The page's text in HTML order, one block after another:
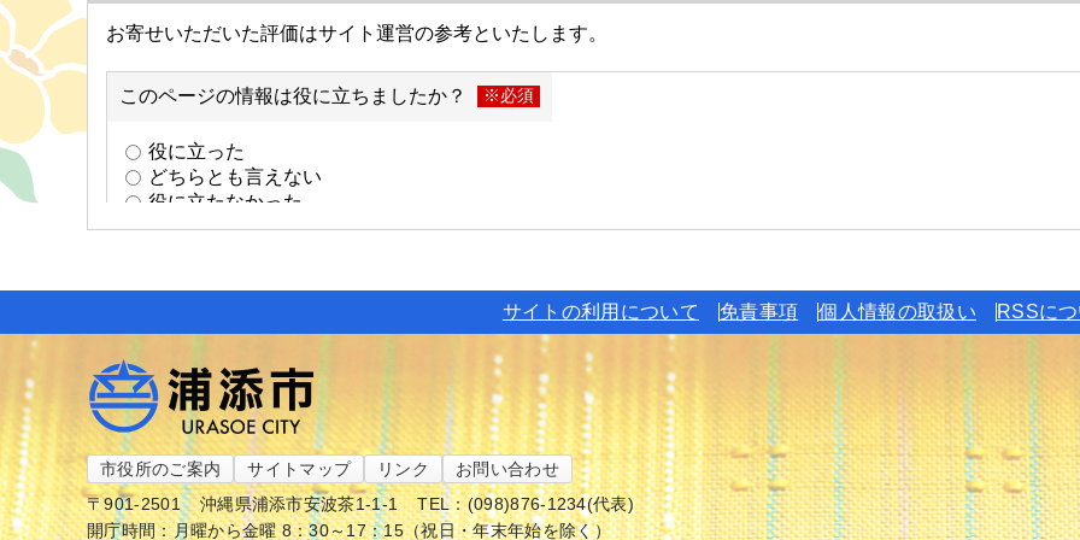
サイトの利用について 免責事項 個人情報の取扱い RSSに
市役所のご案内 サイトマップ リンク
お問い合わせ
〒901-2501
沖縄県浦添市安波茶1-1-1
TEL：(098)876-1234(代表)
開庁時間：月曜から金曜 8：30～17：15（祝日・年末年始を除く）